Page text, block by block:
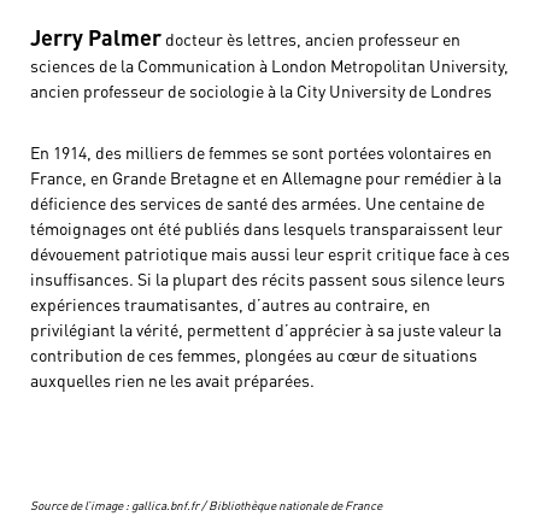
Jerry Palmer docteur ès lettres, ancien professeur en
sciences de la Communication à London Metropolitan University,
ancien professeur de sociologie à la City University de Londres
En 1914, des milliers de femmes se sont portées volontaires en
France, en Grande Bretagne et en Allemagne pour remédier à la
déficience des services de santé des armées. Une centaine de
témoignages ont été publiés dans lesquels transparaissent leur
dévouement patriotique mais aussi leur esprit critique face à ces
insuffisances. Si la plupart des récits passent sous silence leurs
expériences traumatisantes, d’autres au contraire, en
privilégiant la vérité, permettent d’apprécier à sa juste valeur la
contribution de ces femmes, plongées au cœur de situations
auxquelles rien ne les avait préparées.
Source de l’image : gallica.bnf.fr / Bibliothèque nationale de France